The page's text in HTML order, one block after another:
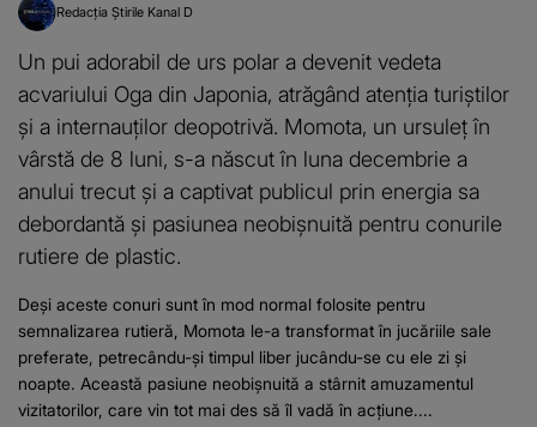
Redacția Știrile Kanal D
Un pui adorabil de urs polar a devenit vedeta
acvariului Oga din Japonia, atrăgând atenția turiștilor
și a internauților deopotrivă. Momota, un ursuleț în
vârstă de 8 luni, s-a născut în luna decembrie a
anului trecut și a captivat publicul prin energia sa
debordantă și pasiunea neobișnuită pentru conurile
rutiere de plastic.
Deși aceste conuri sunt în mod normal folosite pentru
semnalizarea rutieră, Momota le-a transformat în jucăriile sale
preferate, petrecându-și timpul liber jucându-se cu ele zi și
noapte. Această pasiune neobișnuită a stârnit amuzamentul
vizitatorilor, care vin tot mai des să îl vadă în acțiune....